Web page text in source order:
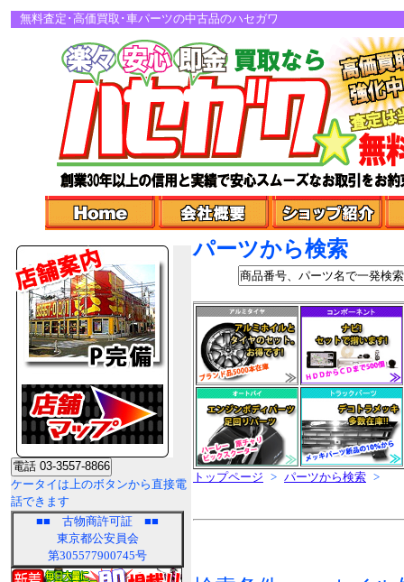
無料査定･高価買取･車パーツの中古品のハセガワ
ケータイは上のボタンから直接電
話できます
■■ 古物商許可証 ■■
東京都公安員会
第305577900745号
パーツから検索
トップページ > パーツから検索 >